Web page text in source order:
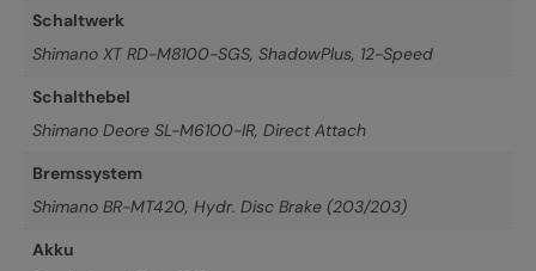
Schaltwerk
Shimano XT RD-M8100-SGS, ShadowPlus, 12-Speed
Schalthebel
Shimano Deore SL-M6100-IR, Direct Attach
Bremssystem
Shimano BR-MT420, Hydr. Disc Brake (203/203)
Akku